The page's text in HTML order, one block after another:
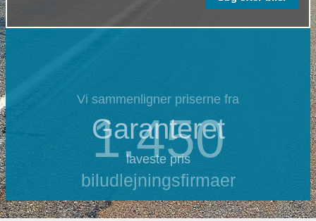
Vi sammenligner priserne fra
1.450
biludlejningsfirmaer
Garanteret
laveste pris